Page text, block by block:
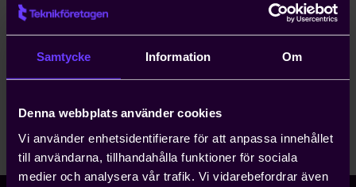
Samtycke Information Om
Denna webbplats använder cookies
Vi använder enhetsidentifierare för att anpassa innehållet
till användarna, tillhandahålla funktioner för sociala
medier och analysera vår trafik. Vi vidarebefordrar även
Sundsvall
Arbetsgivargrupper
Regionstyrelse